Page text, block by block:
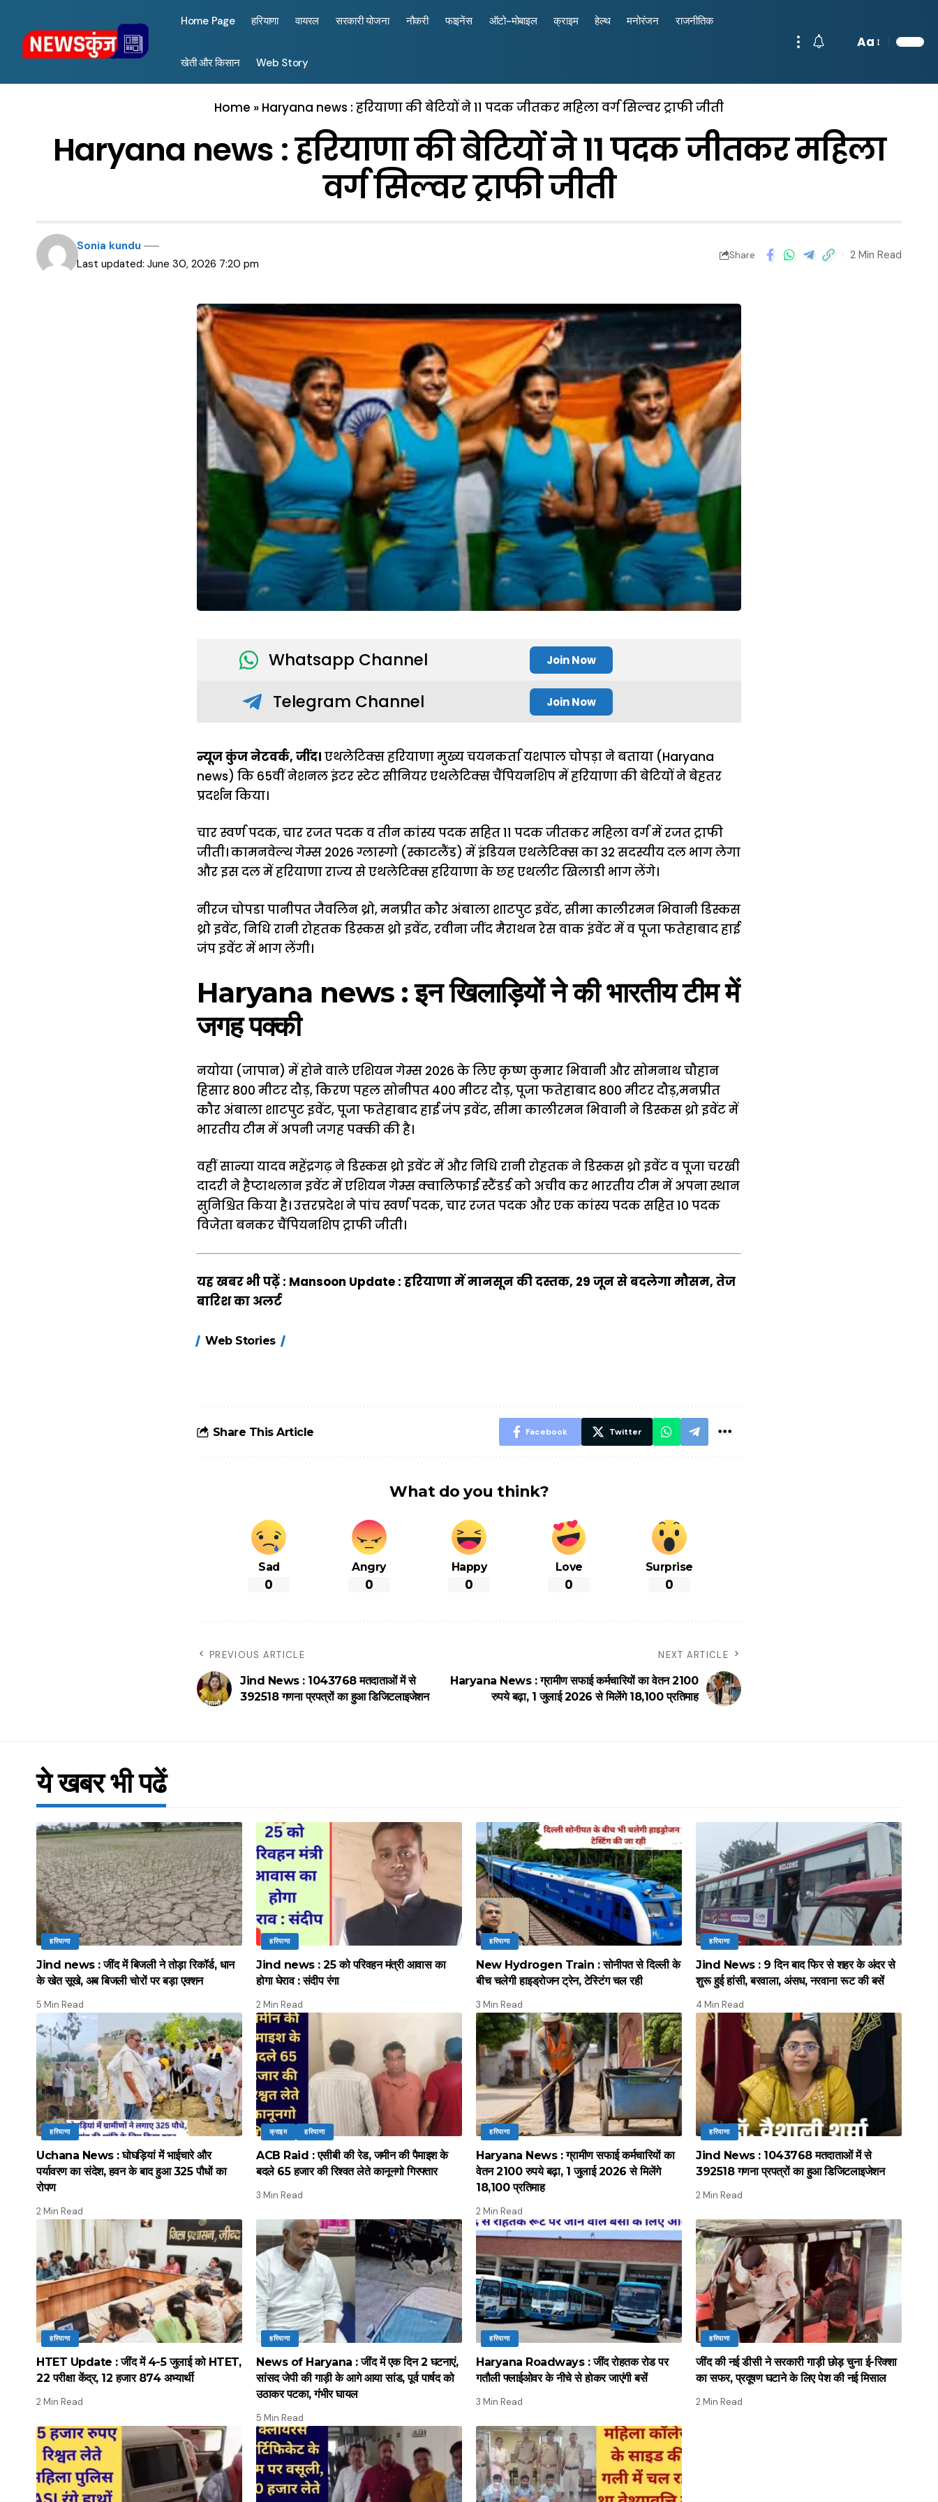
Home Page हरियाणा वायरल सरकारी योजना नौकरी फाइनेंस ऑटो-मोबाइल क्राइम हेल्थ मनोरंजन राजनीतिक
खेती और किसान Web Story
Aa
Home » Haryana news : हरियाणा की बेटियों ने 11 पदक जीतकर महिला वर्ग सिल्वर ट्राफी जीती
Haryana news : हरियाणा की बेटियों ने 11 पदक जीतकर महिला
वर्ग सिल्वर ट्राफी जीती
Last updated: June 30, 2026 7:20 pm
Sonia kundu
Share 2 Min Read
Whatsapp Channel Join Now
Telegram Channel Join Now
न्यूज कुंज नेटवर्क, जींद। एथलेटिक्स हरियाणा मुख्य चयनकर्ता यशपाल चोपड़ा ने बताया (Haryana
news) कि 65वीं नेशनल इंटर स्टेट सीनियर एथलेटिक्स चैंपियनशिप में हरियाणा की बेटियों ने बेहतर
प्रदर्शन किया।
चार स्वर्ण पदक, चार रजत पदक व तीन कांस्य पदक सहित 11 पदक जीतकर महिला वर्ग में रजत ट्राफी
जीती। कामनवेल्थ गेम्स 2026 ग्लास्गो (स्काटलैंड) में इंडियन एथलेटिक्स का 32 सदस्यीय दल भाग लेगा
और इस दल में हरियाणा राज्य से एथलेटिक्स हरियाणा के छह एथलीट खिलाडी भाग लेंगे।
नीरज चोपडा पानीपत जैवलिन थ्रो, मनप्रीत कौर अंबाला शाटपुट इवेंट, सीमा कालीरमन भिवानी डिस्कस
थ्रो इवेंट, निधि रानी रोहतक डिस्कस थ्रो इवेंट, रवीना जींद मैराथन रेस वाक इंवेंट में व पूजा फतेहाबाद हाई
जंप इवेंट में भाग लेंगी।
Haryana news : इन खिलाड़ियों ने की भारतीय टीम में
जगह पक्की
नयोया (जापान) में होने वाले एशियन गेम्स 2026 के लिए कृष्ण कुमार भिवानी और सोमनाथ चौहान
हिसार 800 मीटर दौड़, किरण पहल सोनीपत 400 मीटर दौड़, पूजा फतेहाबाद 800 मीटर दौड़,मनप्रीत
कौर अंबाला शाटपुट इवेंट, पूजा फतेहाबाद हाई जंप इवेंट, सीमा कालीरमन भिवानी ने डिस्कस थ्रो इवेंट में
भारतीय टीम में अपनी जगह पक्की की है।
वहीं सान्या यादव महेंद्रगढ़ ने डिस्कस थ्रो इवेंट में और निधि रानी रोहतक ने डिस्कस थ्रो इवेंट व पूजा चरखी
दादरी ने हैप्टाथलान इवेंट में एशियन गेम्स क्वालिफाई स्टैंडर्ड को अचीव कर भारतीय टीम में अपना स्थान
सुनिश्चित किया है। उत्तरप्रदेश ने पांच स्वर्ण पदक, चार रजत पदक और एक कांस्य पदक सहित 10 पदक
विजेता बनकर चैंपियनशिप ट्राफी जीती।
यह खबर भी पढ़ें : Mansoon Update : हरियाणा में मानसून की दस्तक, 29 जून से बदलेगा मौसम, तेज
बारिश का अलर्ट
Web Stories
होंगे FASTag के
आसान ट्रिक्स
निगरानी
Share This Article Facebook Twitter
What do you think?
Sad
0
Angry
0
Happy
0
Love
0
Surprise
0
PREVIOUS ARTICLE
Jind News : 1043768 मतदाताओं में से
392518 गणना प्रपत्रों का हुआ डिजिटलाइजेशन
NEXT ARTICLE
Haryana News : ग्रामीण सफाई कर्मचारियों का वेतन 2100
रुपये बढ़ा, 1 जुलाई 2026 से मिलेंगे 18,100 प्रतिमाह
ये खबर भी पढें
हरियाणा
Jind news : जींद में बिजली ने तोड़ा रिकॉर्ड, धान
के खेत सूखे, अब बिजली चोरों पर बड़ा एक्शन
5 Min Read
हरियाणा
Jind news : 25 को परिवहन मंत्री आवास का
होगा घेराव : संदीप रंगा
2 Min Read
हरियाणा
New Hydrogen Train : सोनीपत से दिल्ली के
बीच चलेगी हाइड्रोजन ट्रेन, टेस्टिंग चल रही
3 Min Read
हरियाणा
Jind News : 9 दिन बाद फिर से शहर के अंदर से
शुरू हुई हांसी, बरवाला, अंसध, नरवाना रूट की बसें
4 Min Read
हरियाणा
Uchana News : घोघड़ियां में भाईचारे और
पर्यावरण का संदेश, हवन के बाद हुआ 325 पौधों का
रोपण
2 Min Read
क्राइम हरियाणा
ACB Raid : एसीबी की रेड, जमीन की पैमाइश के
बदले 65 हजार की रिश्वत लेते कानूनगो गिरफ्तार
3 Min Read
हरियाणा
Haryana News : ग्रामीण सफाई कर्मचारियों का
वेतन 2100 रुपये बढ़ा, 1 जुलाई 2026 से मिलेंगे
18,100 प्रतिमाह
2 Min Read
हरियाणा
Jind News : 1043768 मतदाताओं में से
392518 गणना प्रपत्रों का हुआ डिजिटलाइजेशन
2 Min Read
हरियाणा
HTET Update : जींद में 4-5 जुलाई को HTET,
22 परीक्षा केंद्र, 12 हजार 874 अभ्यार्थी
2 Min Read
हरियाणा
News of Haryana : जींद में एक दिन 2 घटनाएं,
सांसद जेपी की गाड़ी के आगे आया सांड, पूर्व पार्षद को
उठाकर पटका, गंभीर घायल
5 Min Read
हरियाणा
Haryana Roadways : जींद रोहतक रोड पर
गतौली फ्लाईओवर के नीचे से होकर जाएंगी बसें
3 Min Read
हरियाणा
जींद की नई डीसी ने सरकारी गाड़ी छोड़ चुना ई-रिक्शा
का सफर, प्रदूषण घटाने के लिए पेश की नई मिसाल
2 Min Read